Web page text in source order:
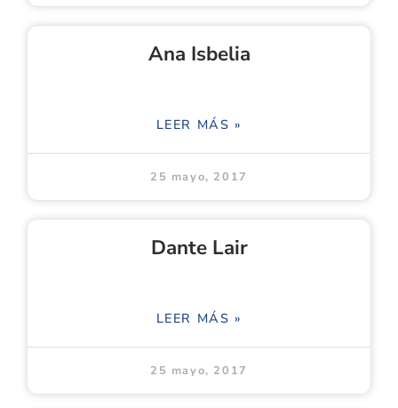
Ana Isbelia
LEER MÁS »
25 mayo, 2017
Dante Lair
LEER MÁS »
25 mayo, 2017